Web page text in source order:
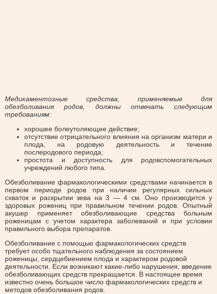
Медикаментозные средства, применяемые для
обезболивания родов, должны отвечать следующим
требованиям:
хорошее болеутоляющее действие;
отсутствие отрицательного влияния на организм матери и
плода, на родовую деятельность и течение
послеродового периода;
простота и доступность для родовспомогательных
учреждений любого типа.
Обезболивание фармакологическими средствами начинается в
первом периоде родов при наличии регулярных сильных
схваток и раскрытии зева на 3 — 4 см. Оно производится у
здоровых рожениц при правильном течении родов. Опытный
акушер применяет обезболивающие средства больным
роженицам с учетом характера заболеваний и при условии
правильного выбора препаратов.
Обезболивание с помощью фармакологических средств
требует особо тщательного наблюдения за состоянием
роженицы, сердцебиением плода и характером родовой
деятельности. Если возникают какие-либо нарушения, введение
обезболивающих средств прекращается. В настоящее время
известно очень большое число фармакологических средств и
методов обезболивания родов.